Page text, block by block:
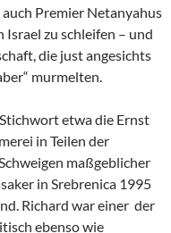
Premier Netanyahus
Israel zu schleifen – und
die just angesichts
murmelten.
etwa die Ernst
in Teilen der
maßgeblicher
in Srebrenica 1995
Richard war einer der
ebenso wie